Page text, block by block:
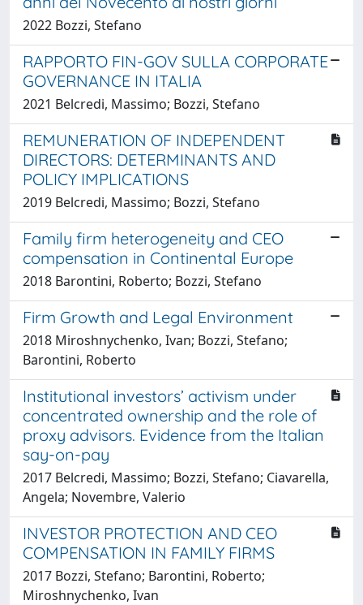
2022 Bozzi, Stefano
RAPPORTO FIN-GOV SULLA CORPORATE
GOVERNANCE IN ITALIA
2021 Belcredi, Massimo; Bozzi, Stefano
REMUNERATION OF INDEPENDENT
DIRECTORS: DETERMINANTS AND
POLICY IMPLICATIONS
2019 Belcredi, Massimo; Bozzi, Stefano
Family firm heterogeneity and CEO
compensation in Continental Europe
2018 Barontini, Roberto; Bozzi, Stefano
Firm Growth and Legal Environment
2018 Miroshnychenko, Ivan; Bozzi, Stefano;
Barontini, Roberto
Institutional investors’ activism under
concentrated ownership and the role of
proxy advisors. Evidence from the Italian
say-on-pay
2017 Belcredi, Massimo; Bozzi, Stefano; Ciavarella,
Angela; Novembre, Valerio
INVESTOR PROTECTION AND CEO
COMPENSATION IN FAMILY FIRMS
2017 Bozzi, Stefano; Barontini, Roberto;
Miroshnychenko, Ivan